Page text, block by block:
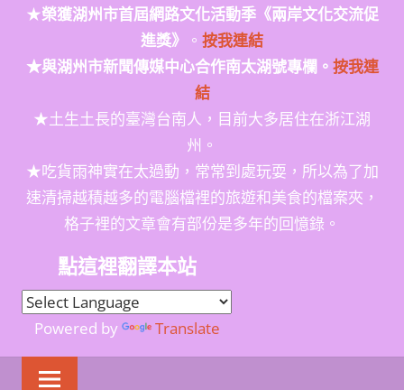
★榮獲湖州市首屆網路文化活動季《兩岸文化交流促
進獎》
。 按我連結
★與湖州市新聞傳媒中心合作南太湖號專欄。 按我連
結
★土生土長的臺灣台南人，目前大多居住在浙江湖
州。
★吃貨雨神實在太過動，常常到處玩耍，所以為了加
速清掃越積越多的電腦檔裡的旅遊和美食的檔案夾，
格子裡的文章會有部份是多年的回憶錄。
點這裡翻譯本站
Powered by Translate